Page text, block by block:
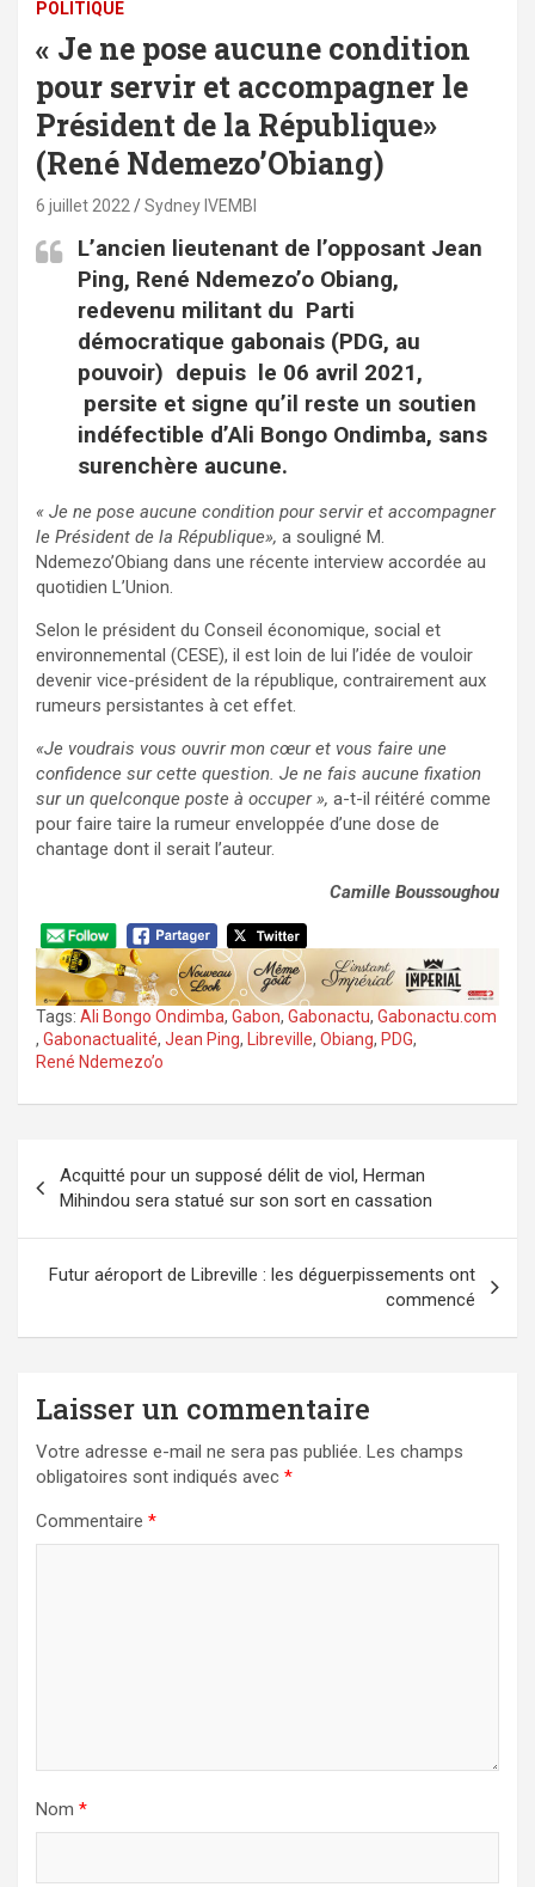
POLITIQUE
« Je ne pose aucune condition
pour servir et accompagner le
Président de la République»
(René Ndemezo’Obiang)
6 juillet 2022 Sydney IVEMBI
L’ancien lieutenant de l’opposant Jean
Ping, René Ndemezo’o Obiang,
redevenu militant du Parti
démocratique gabonais (PDG, au
pouvoir) depuis le 06 avril 2021,
persite et signe qu’il reste un soutien
indéfectible d’Ali Bongo Ondimba, sans
surenchère aucune.
« Je ne pose aucune condition pour servir et accompagner
le Président de la République», a souligné M.
Ndemezo’Obiang dans une récente interview accordée au
quotidien L’Union.
Selon le président du Conseil économique, social et
environnemental (CESE), il est loin de lui l’idée de vouloir
devenir vice-président de la république, contrairement aux
rumeurs persistantes à cet effet.
«Je voudrais vous ouvrir mon cœur et vous faire une
confidence sur cette question. Je ne fais aucune fixation
sur un quelconque poste à occuper », a-t-il réitéré comme
pour faire taire la rumeur enveloppée d’une dose de
chantage dont il serait l’auteur.
Camille Boussoughou
Tags: Ali Bongo Ondimba, Gabon, Gabonactu, Gabonactu.com
, Gabonactualité, Jean Ping, Libreville, Obiang, PDG,
René Ndemezo’o
de
l’article
Acquitté pour un supposé délit de viol, Herman
Mihindou sera statué sur son sort en cassation
Futur aéroport de Libreville : les déguerpissements ont
commencé
Laisser un commentaire
Votre adresse e-mail ne sera pas publiée. Les champs
obligatoires sont indiqués avec *
Commentaire *
Nom *